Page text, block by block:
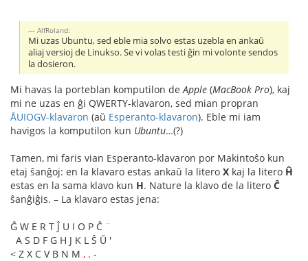
AlfRoland:
Mi uzas Ubuntu, sed eble mia solvo estas uzebla en ankaŭ
aliaj versioj de Linukso. Se vi volas testi ĝin mi volonte sendos
la dosieron.
Mi havas la porteblan komputilon deApple (MacBook Pro), kaj
mi ne uzas en ĝi QWERTY-klavaron, sed mian propran
ÅUIOGV-klavaron (aŭ Esperanto-klavaron). Eble mi iam
havigos la komputilon kun Ubuntu…(?)
Tamen, mi faris vian Esperanto-klavaron por Makintoŝo kun
etaj ŝanĝoj: en la klavaro estas ankaŭ la litero X kaj la litero Ĥ
estas en la sama klavo kun H. Nature la klavo de la litero Ĉ
ŝanĝiĝis. – La klavaro estas jena:
Ĝ W E R T Ĵ U I O P Ĉ ¨
A S D F G H J K L Ŝ Ŭ '
< Z X C V B N M , . -